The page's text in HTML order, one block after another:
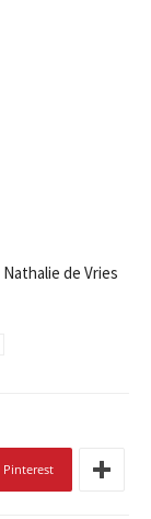
de Vries
Pinterest